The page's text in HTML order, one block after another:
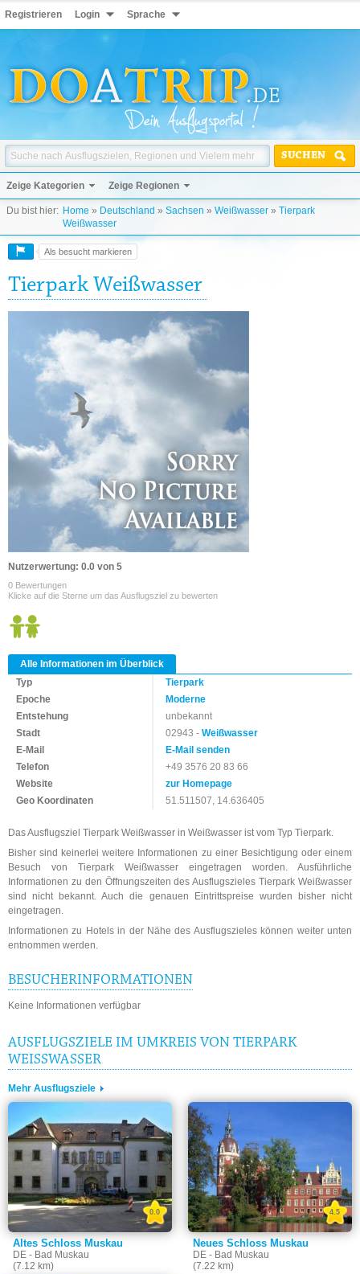
Registrieren Login Sprache
SUCHEN
Zeige Kategorien Zeige Regionen
Du bist hier: Home » Deutschland » Sachsen » Weißwasser » Tierpark
Weißwasser
Als besucht markieren
Tierpark Weißwasser
Nutzerwertung: 0.0 von 5
0 Bewertungen
Klicke auf die Sterne um das Ausflugsziel zu bewerten
Alle Informationen im Überblick
Typ
Tierpark
Epoche
Moderne
Entstehung
unbekannt
Stadt
02943 -Weißwasser
E-Mail
E-Mail senden
Telefon
+49 3576 20 83 66
Website
zur Homepage
Geo Koordinaten
51.511507, 14.636405
Das Ausflugsziel Tierpark Weißwasser in Weißwasser ist vom Typ Tierpark.
Bisher sind keinerlei weitere Informationen zu einer Besichtigung oder einem
Besuch von Tierpark Weißwasser eingetragen worden. Ausführliche
Informationen zu den Öffnungszeiten des Ausflugszieles Tierpark Weißwasser
sind nicht bekannt. Auch die genauen Eintrittspreise wurden bisher nicht
eingetragen.
Informationen zu Hotels in der Nähe des Ausflugszieles können weiter unten
entnommen werden.
BESUCHERINFORMATIONEN
Keine Informationen verfügbar
AUSFLUGSZIELE IM UMKREIS VON TIERPARK
WEISSWASSER
Mehr Ausflugsziele
Altes Schloss Muskau
DE - Bad Muskau
(7.12 km)
0.0
Neues Schloss Muskau
DE - Bad Muskau
(7.22 km)
4.5